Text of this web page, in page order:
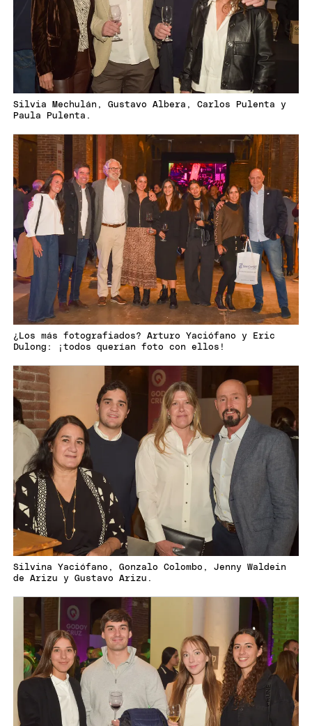
Silvia Mechulán, Gustavo Albera, Carlos Pulenta y
Paula Pulenta.
¿Los más fotografiados? Arturo Yaciófano y Eric
Dulong: ¡todos querían foto con ellos!
Silvina Yaciófano, Gonzalo Colombo, Jenny Waldein
de Arizu y Gustavo Arizu.